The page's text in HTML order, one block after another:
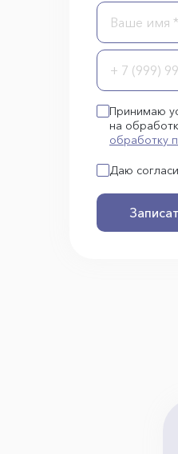
Принимаю
на
обработку
Даю